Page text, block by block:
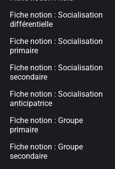
Fiche notion : Socialisation
différentielle
Fiche notion : Socialisation
primaire
Fiche notion : Socialisation
secondaire
Fiche notion : Socialisation
anticipatrice
Fiche notion : Groupe
primaire
Fiche notion : Groupe
secondaire